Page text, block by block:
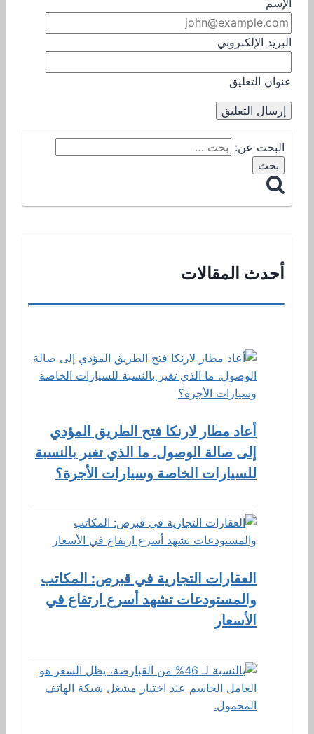
الإسم
البريد الإلكتروني
عنوان التعليق
البحث عن:
أحدث المقالات
أعاد مطار لارنكا فتح الطريق المؤدي
إلى صالة الوصول. ما الذي تغير بالنسبة
للسيارات الخاصة وسيارات الأجرة؟
العقارات التجارية في قبرص: المكاتب
والمستودعات تشهد أسرع ارتفاع في
الأسعار